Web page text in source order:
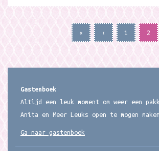
« ‹ 1 2
Gastenboek
Altijd een leuk moment om weer een
Anita en Meer Leuks open te mogen
Ga naar gastenboek